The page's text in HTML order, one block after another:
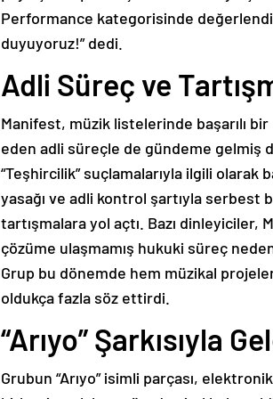
Performance kategorisinde
duyuyoruz!” dedi.
Adli Süreç ve
Manifest, müzik listelerinde başarılı
eden adli süreçle de gündeme gelmiş
“Teşhircilik” suçlamalarıyla ilgili olarak
yasağı ve adli kontrol şartıyla serbest
tartışmalara yol açtı. Bazı
çözüme ulaşmamış hukuki süreç
Grup bu dönemde hem müzikal
oldukça fazla söz ettirdi.
“Arıyo” Şarkısıyla
Grubun “Arıyo” isimli parçası,